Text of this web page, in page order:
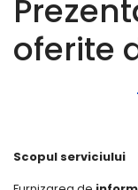
oferite
Scopul serviciului